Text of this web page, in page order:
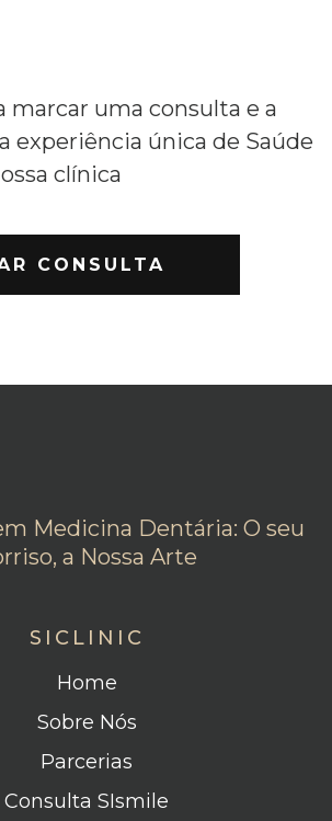
marcar uma consulta e a
experiência única de Saúde
clínica
CONSULTA
Medicina Dentária: O seu
a Nossa Arte
SICLINIC
Home
Sobre Nós
Parcerias
Consulta SIsmile